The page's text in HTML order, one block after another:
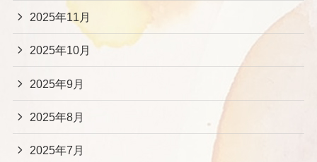
2025年11月
2025年10月
2025年9月
2025年8月
2025年7月